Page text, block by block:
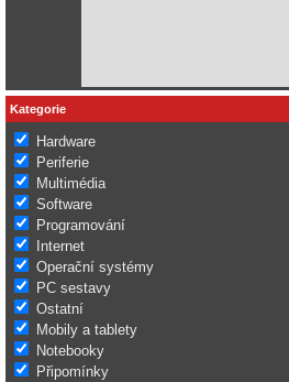
Kategorie
Hardware
Periferie
Multimédia
Software
Programování
Internet
Operační systémy
PC sestavy
Ostatní
Mobily a tablety
Notebooky
Připomínky